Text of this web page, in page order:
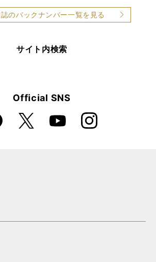
のバックナンバー一覧を見る
サイト内検索
Official SNS
X YouTube Instagra
m